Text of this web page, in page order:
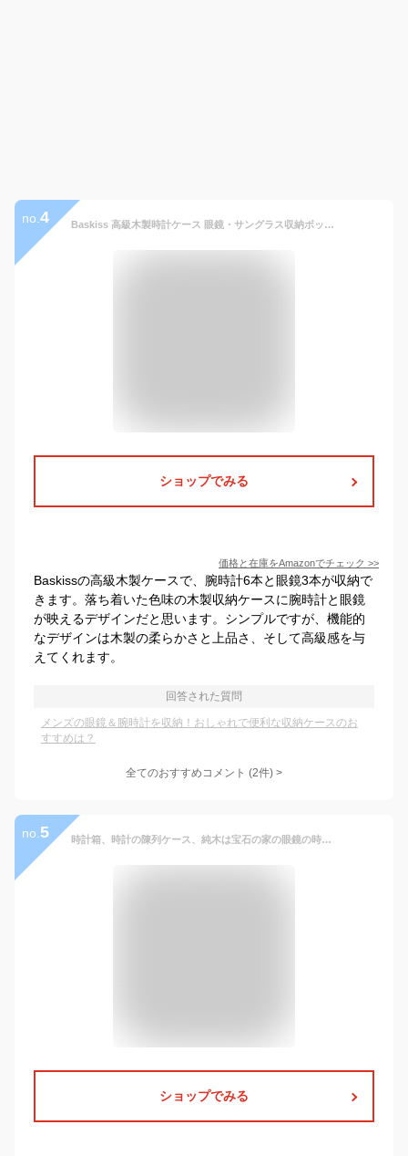
no. 4 Baskiss 高級木製時計ケース 眼鏡・サングラス収納ボックス 腕時計6本 サングラス3本 収納ボックス コレクションケース ジュエリーボックス
ショップでみる
価格と在庫をAmazonでチェック >>
Baskissの高級木製ケースで、腕時計6本と眼鏡3本が収納で
きます。落ち着いた色味の木製収納ケースに腕時計と眼鏡
が映えるデザインだと思います。シンプルですが、機能的
なデザインは木製の柔らかさと上品さ、そして高級感を与
えてくれます。
回答された質問
メンズの眼鏡＆腕時計を収納！おしゃれで便利な収納ケースのお
すすめは？
全てのおすすめコメント (2件) >
no. 5 時計箱、時計の陳列ケース、純木は宝石の家の眼鏡の時計のための腐食に抵抗します
ショップでみる